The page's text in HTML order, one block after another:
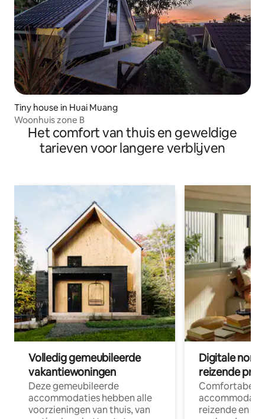
Tiny house in Huai Muang
Woonhuis zone B
Het comfort van thuis en geweldige
tarieven voor langere verblijven
Volledig gemeubileerde
vakantiewoningen
Deze gemeubileerde
accommodaties hebben alle
voorzieningen van thuis, van
Digitale
reizende
Comfortabele
reizende en